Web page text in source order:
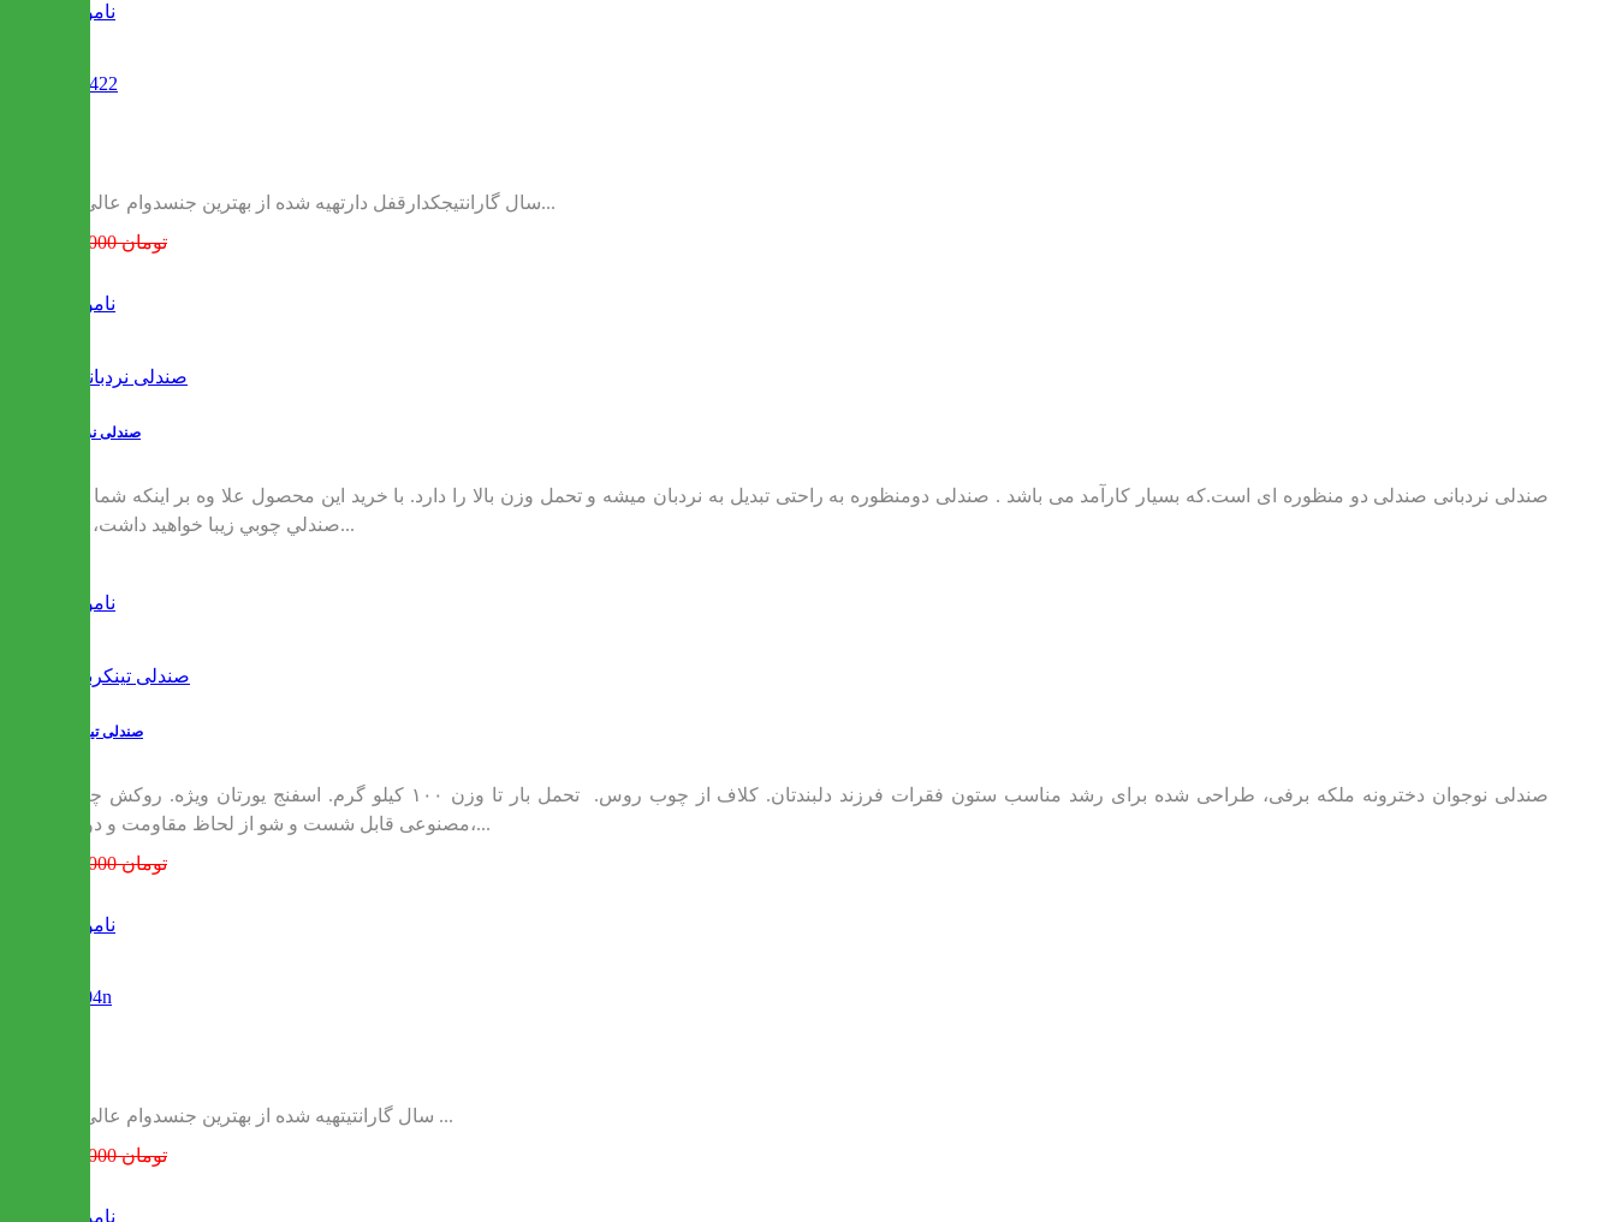
ناموجود
3 سال گارانتیجکدارقفل دارتهیه شده از بهترین جنسدوام عالی...
630,000 تومان
ناموجود
صندلی نردبانی
صندلی نردبانی صندلی دو منظوره ای است.که بسیار کارآمد می باشد . صندلی دومنظوره به راحتی تبدیل به نردبان میشه و تحمل وزن بالا را دارد. با خريد اين محصول علا وه بر اينكه شما يك
صندلي چوبي زيبا خواهيد داشت، هر...
ناموجود
صندلی تینکربل
صندلی نوجوان دخترونه ملکه برفی، طراحی شده برای رشد مناسب ستون فقرات فرزند دلبندتان. کلاف از چوب روس. تحمل بار تا وزن ۱۰۰ کیلو گرم. اسفنج یورتان ویژه. روکش چرم
مصنوعی قابل شست و شو از لحاظ مقاومت و دوام،...
686,000 تومان
ناموجود
3 سال گارانتیتهیه شده از بهترین جنسدوام عالی ...
723,000 تومان
ناموجود